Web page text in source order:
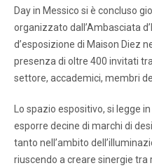
Day in Messico si è concluso
organizzato dall’Ambasciata
d’esposizione di Maison Diez
presenza di oltre 400 invitati
settore, accademici, membri
Lo spazio espositivo, si legge
esporre decine di marchi di
tanto nell’ambito
riuscendo a creare sinergie